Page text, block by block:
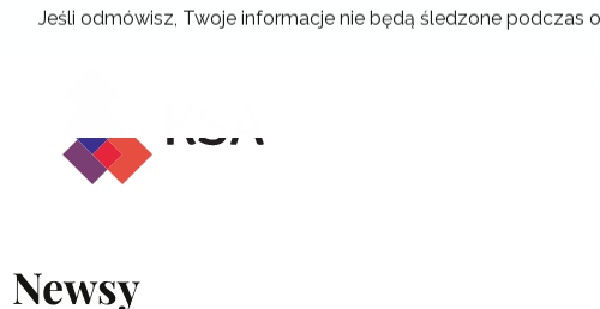
Jeśli odmówisz, Twoje informacje nie będą śledzone podczas
Przejdź
Newsy